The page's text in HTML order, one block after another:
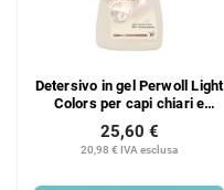
Detersivo in gel Perwoll Light
Colors per capi chiari e
20,98 € IVA esclusa
25,60 €